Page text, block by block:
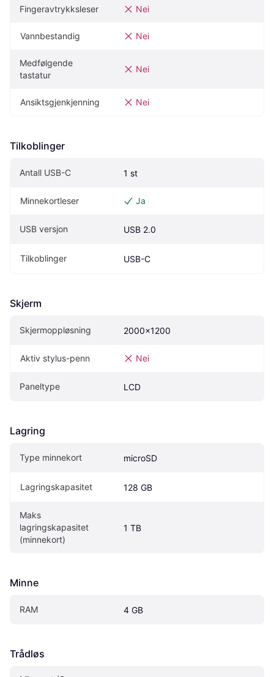
Fingeravtrykksleser Nei
Vannbestandig Nei
Medfølgende
tastatur
Nei
Ansiktsgjenkjenning Nei
Tilkoblinger
Antall USB-C 1 st
Minnekortleser Ja
USB versjon USB 2.0
Tilkoblinger USB-C
Skjerm
Skjermoppløsning 2000x1200
Aktiv stylus-penn Nei
Paneltype LCD
Lagring
Type minnekort microSD
Lagringskapasitet 128 GB
Maks
lagringskapasitet
(minnekort)
1 TB
Minne
RAM 4 GB
Trådløs